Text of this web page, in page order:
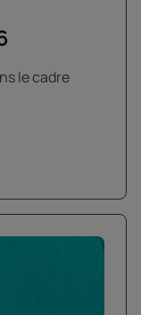
le cadre